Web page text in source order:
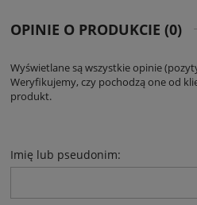
OPINIE O PRODUKCIE (0)
Wyświetlane są wszystkie opinie
Weryfikujemy, czy pochodzą one od
produkt.
Imię lub pseudonim: